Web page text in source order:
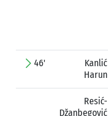
46'
Kanlić
Harun
Resić-
Džanbegović